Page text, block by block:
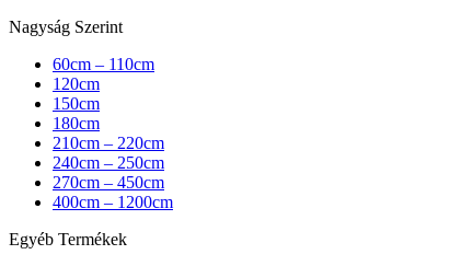
Nagyság Szerint
60cm – 110cm
120cm
150cm
180cm
210cm – 220cm
240cm – 250cm
270cm – 450cm
400cm – 1200cm
Egyéb Termékek